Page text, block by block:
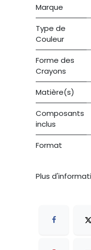
Marque
Type de
Couleur
Forme des
Crayons
Matière(s)
Composants
inclus
Format
Plus